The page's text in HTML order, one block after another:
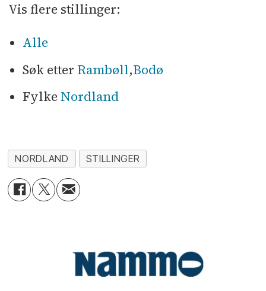
Vis flere stillinger:
Alle
Søk etter Rambøll,Bodø
Fylke Nordland
NORDLAND STILLINGER